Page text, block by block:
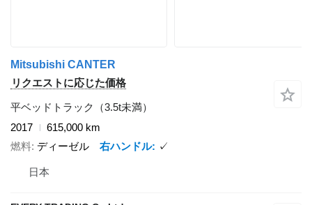
Mitsubishi CANTER
リクエストに応じた価格
平ベッドトラック（3.5t未満）
2017
615,000 km
燃料 ディーゼル 右ハンドル ✓
日本